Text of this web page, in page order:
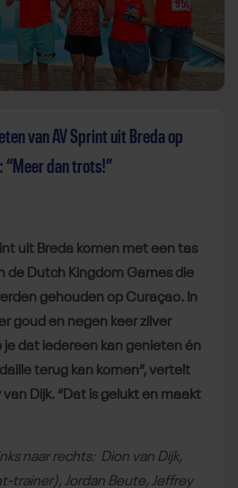
van AV Sprint uit Breda op
“Meer dan trots!”
uit Breda komen met een tas
de Dutch Kingdom Games die
gehouden op Curaçao. In
goud en negen keer zilver
je dat iedereen kan genieten én
terug kan komen”, vertelt
Dijk. “Dat is gelukt en maakt
naar rechts: Dion van Dijk,
trainer), Jordan Beute, Jeffrey